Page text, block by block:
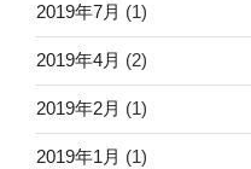
2019年7月 (1)
2019年4月 (2)
2019年2月 (1)
2019年1月 (1)